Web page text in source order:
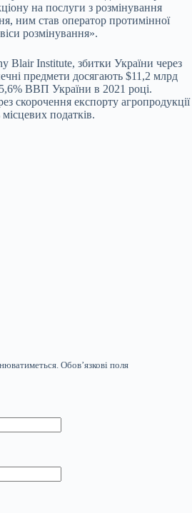
на послуги з розмінування
ним став оператор протимінної
розмінування».
Blair Institute, збитки України через
предмети досягають $11,2 млрд
ВВП України в 2021 році.
скорочення експорту агропродукції
податків.
Обов’язкові поля